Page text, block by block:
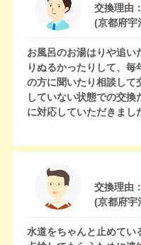
交換理由：
(京都府宇
お風呂のお湯はりや追い
りぬるかったりして、
の方に聞いたり相談して
していない状態での交
に対応していただきまし
交換理由：
(京都府宇
水道をちゃんと止めてい